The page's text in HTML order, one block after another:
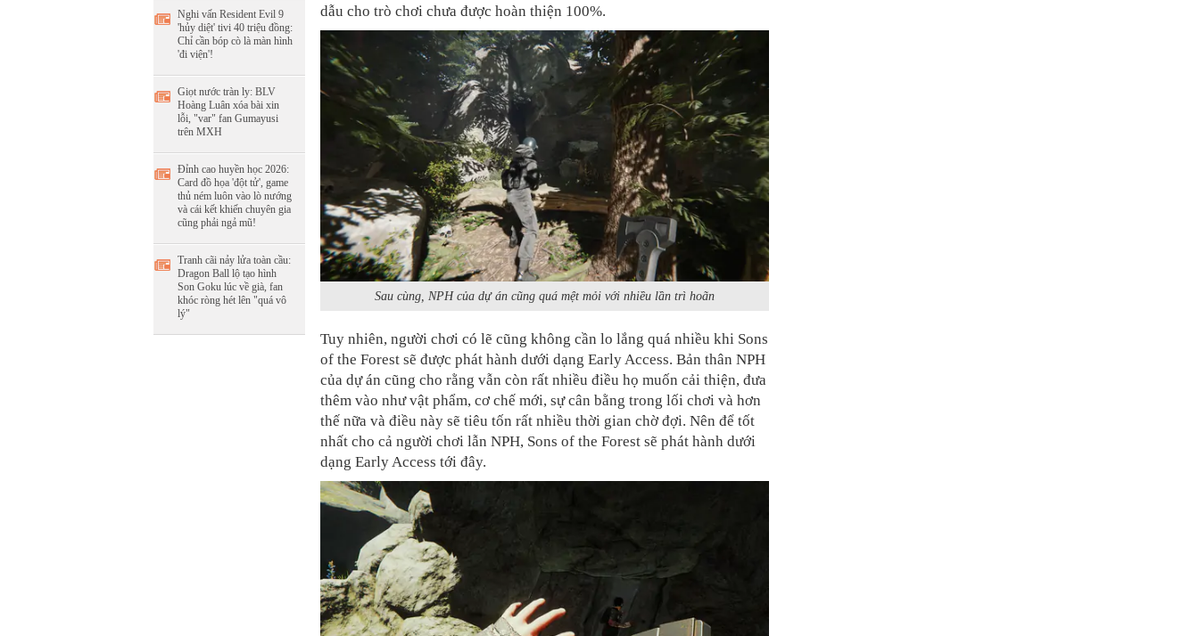
Nghi vấn Resident Evil 9
'hủy diệt' tivi 40 triệu đồng:
Chỉ cần bóp cò là màn hình
'đi viện'!
Giọt nước tràn ly: BLV
Hoàng Luân xóa bài xin
lỗi, "var" fan Gumayusi
trên MXH
Đỉnh cao huyền học 2026:
Card đồ họa 'đột tử', game
thủ ném luôn vào lò nướng
và cái kết khiến chuyên gia
cũng phải ngả mũ!
Tranh cãi nảy lửa toàn cầu:
Dragon Ball lộ tạo hình
Son Goku lúc về già, fan
khóc ròng hét lên "quá vô
lý"
dẫu cho trò chơi chưa được hoàn thiện 100%.
Sau cùng, NPH của dự án cũng quá mệt mỏi với nhiều lần trì hoãn
Tuy nhiên, người chơi có lẽ cũng không cần lo lắng quá nhiều khi Sons
of the Forest sẽ được phát hành dưới dạng Early Access. Bản thân NPH
của dự án cũng cho rằng vẫn còn rất nhiều điều họ muốn cải thiện, đưa
thêm vào như vật phẩm, cơ chế mới, sự cân bằng trong lối chơi và hơn
thế nữa và điều này sẽ tiêu tốn rất nhiều thời gian chờ đợi. Nên để tốt
nhất cho cả người chơi lẫn NPH, Sons of the Forest sẽ phát hành dưới
dạng Early Access tới đây.